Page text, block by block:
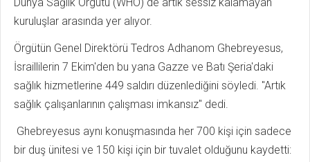
kuruluşlar arasında yer alıyor.
Örgütün Genel Direktörü Tedros Adhanom Ghebreyesus,
İsraillilerin 7 Ekim'den bu yana Gazze ve Batı Şeria'daki
sağlık hizmetlerine 449 saldırı düzenlediğini söyledi. "Artık
sağlık çalışanlarının çalışması imkansız" dedi.
Ghebreyesus aynı konuşmasında her 700 kişi için sadece
bir duş ünitesi ve 150 kişi için bir tuvalet olduğunu kaydetti: